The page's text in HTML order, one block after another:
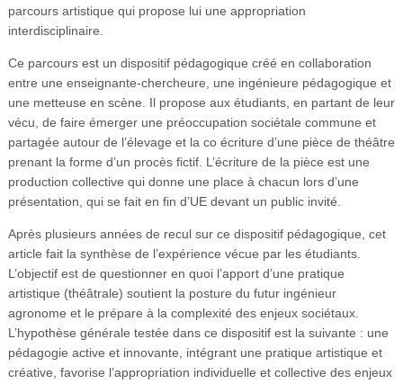
parcours artistique qui propose lui une appropriation
interdisciplinaire.
Ce parcours est un dispositif pédagogique créé en collaboration
entre une enseignante-chercheure, une ingénieure pédagogique et
une metteuse en scène. Il propose aux étudiants, en partant de leur
vécu, de faire émerger une préoccupation sociétale commune et
partagée autour de l’élevage et la co écriture d’une pièce de théâtre
prenant la forme d’un procès fictif. L’écriture de la pièce est une
production collective qui donne une place à chacun lors d’une
présentation, qui se fait en fin d’UE devant un public invité.
Après plusieurs années de recul sur ce dispositif pédagogique, cet
article fait la synthèse de l’expérience vécue par les étudiants.
L’objectif est de questionner en quoi l’apport d’une pratique
artistique (théâtrale) soutient la posture du futur ingénieur
agronome et le prépare à la complexité des enjeux sociétaux.
L’hypothèse générale testée dans ce dispositif est la suivante : une
pédagogie active et innovante, intégrant une pratique artistique et
créative, favorise l’appropriation individuelle et collective des enjeux